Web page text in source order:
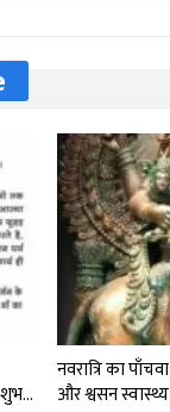
नवरात्रि का
और श्वसन स्वास्थ्य